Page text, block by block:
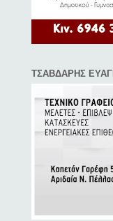
ΤΣΑΒΔΑΡΗΣ